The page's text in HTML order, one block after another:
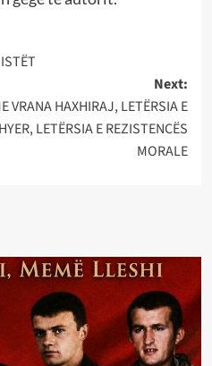
Next:
VRANA HAXHIRAJ, LETËRSIA E
LETËRSIA E REZISTENCËS
MORALE